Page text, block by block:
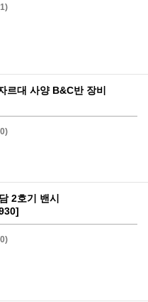
르대 사양 B&C반 장비
2호기 밴시